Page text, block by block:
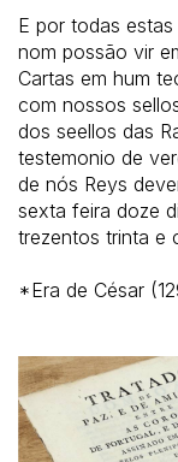
E por todas
nom possão vir
Cartas em hum
com nossos
dos seellos das
testemonio de
de nós Reys
sexta feira doze
trezentos trinta e
*Era de César